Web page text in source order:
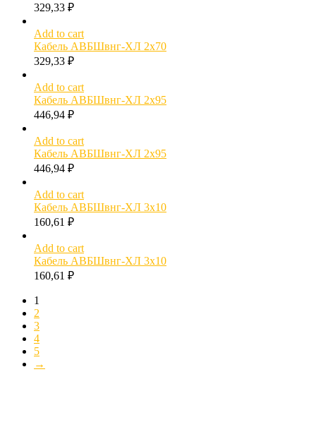
329,33 ₽
Add to cart
Кабель АВБШвнг-ХЛ 2х70
329,33 ₽
Add to cart
Кабель АВБШвнг-ХЛ 2х95
446,94 ₽
Add to cart
Кабель АВБШвнг-ХЛ 2х95
446,94 ₽
Add to cart
Кабель АВБШвнг-ХЛ 3х10
160,61 ₽
Add to cart
Кабель АВБШвнг-ХЛ 3х10
160,61 ₽
1
2
3
4
5
→